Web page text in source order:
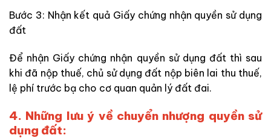
Bước 3: Nhận kết quả Giấy chứng nhận quyền sử dụng
đất
Để nhận Giấy chứng nhận quyền sử dụng đất thì sau
khi đã nộp thuế, chủ sử dụng đất nộp biên lai thu thuế,
lệ phí trước bạ cho cơ quan quản lý đất đai.
4. Những lưu ý về chuyển nhượng quyền sử
dụng đất: